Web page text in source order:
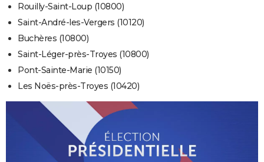
Rouilly-Saint-Loup (10800)
Saint-André-les-Vergers (10120)
Buchères (10800)
Saint-Léger-près-Troyes (10800)
Pont-Sainte-Marie (10150)
Les Noës-près-Troyes (10420)